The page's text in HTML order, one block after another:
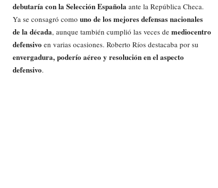
debutaría con la Selección Española ante la República Checa.
Ya se consagró como uno de los mejores defensas nacionales
de la década, aunque también cumplió las veces de mediocentro
defensivo en varias ocasiones. Roberto Ríos destacaba por su
envergadura, poderío aéreo y resolución en el aspecto
defensivo.